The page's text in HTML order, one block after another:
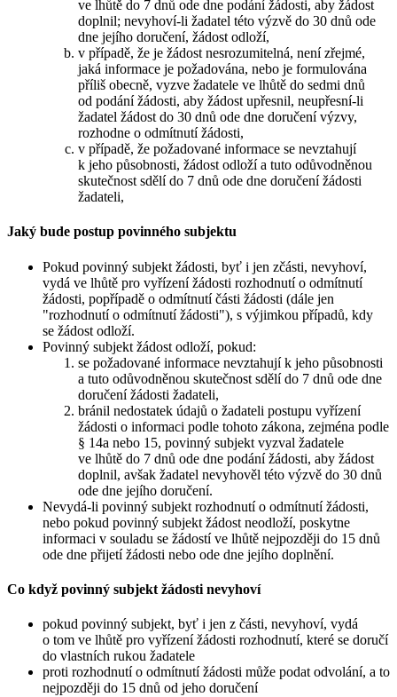
ve lhůtě do 7 dnů ode dne podání žádosti, aby žádost
doplnil; nevyhoví-li žadatel této výzvě do 30 dnů ode
dne jejího doručení, žádost odloží,
v případě, že je žádost nesrozumitelná, není zřejmé,
jaká informace je požadována, nebo je formulována
příliš obecně, vyzve žadatele ve lhůtě do sedmi dnů
od podání žádosti, aby žádost upřesnil, neupřesní-li
žadatel žádost do 30 dnů ode dne doručení výzvy,
rozhodne o odmítnutí žádosti,
v případě, že požadované informace se nevztahují
k jeho působnosti, žádost odloží a tuto odůvodněnou
skutečnost sdělí do 7 dnů ode dne doručení žádosti
žadateli,
Jaký bude postup povinného subjektu
Pokud povinný subjekt žádosti, byť i jen zčásti, nevyhoví,
vydá ve lhůtě pro vyřízení žádosti rozhodnutí o odmítnutí
žádosti, popřípadě o odmítnutí části žádosti (dále jen
"rozhodnutí o odmítnutí žádosti"), s výjimkou případů, kdy
se žádost odloží.
Povinný subjekt žádost odloží, pokud:
se požadované informace nevztahují k jeho působnosti
a tuto odůvodněnou skutečnost sdělí do 7 dnů ode dne
doručení žádosti žadateli,
bránil nedostatek údajů o žadateli postupu vyřízení
žádosti o informaci podle tohoto zákona, zejména podle
§ 14a nebo 15, povinný subjekt vyzval žadatele
ve lhůtě do 7 dnů ode dne podání žádosti, aby žádost
doplnil, avšak žadatel nevyhověl této výzvě do 30 dnů
ode dne jejího doručení.
Nevydá-li povinný subjekt rozhodnutí o odmítnutí žádosti,
nebo pokud povinný subjekt žádost neodloží, poskytne
informaci v souladu se žádostí ve lhůtě nejpozději do 15 dnů
ode dne přijetí žádosti nebo ode dne jejího doplnění.
Co když povinný subjekt žádosti nevyhoví
pokud povinný subjekt, byť i jen z části, nevyhoví, vydá
o tom ve lhůtě pro vyřízení žádosti rozhodnutí, které se doručí
do vlastních rukou žadatele
proti rozhodnutí o odmítnutí žádosti může podat odvolání, a to
nejpozději do 15 dnů od jeho doručení